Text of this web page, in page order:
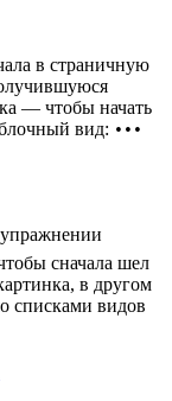
в страничную
— чтобы начать
вид: •••
сначала шел
в другом
списками видов